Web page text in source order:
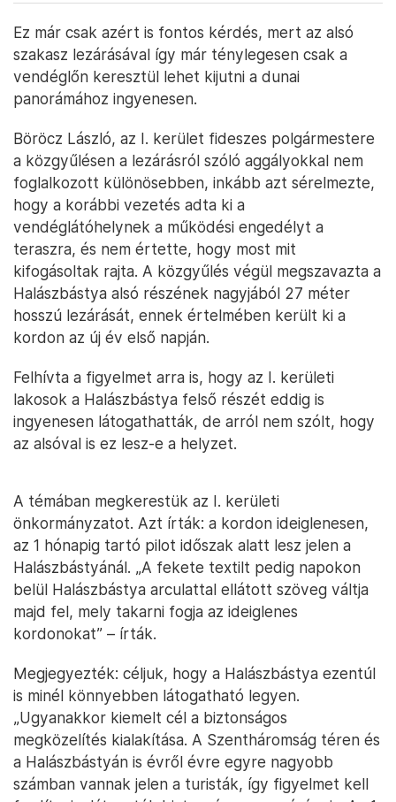
Ez már csak azért is fontos kérdés, mert az alsó
szakasz lezárásával így már ténylegesen csak a
vendéglőn keresztül lehet kijutni a dunai
panorámához ingyenesen.
Böröcz László, az I. kerület fideszes polgármestere
a közgyűlésen a lezárásról szóló aggályokkal nem
foglalkozott különösebben, inkább azt sérelmezte,
hogy a korábbi vezetés adta ki a
vendéglátóhelynek a működési engedélyt a
teraszra, és nem értette, hogy most mit
kifogásoltak rajta. A közgyűlés végül megszavazta a
Halászbástya alsó részének nagyjából 27 méter
hosszú lezárását, ennek értelmében került ki a
kordon az új év első napján.
Felhívta a figyelmet arra is, hogy az I. kerületi
lakosok a Halászbástya felső részét eddig is
ingyenesen látogathatták, de arról nem szólt, hogy
az alsóval is ez lesz-e a helyzet.
A témában megkerestük az I. kerületi
önkormányzatot. Azt írták: a kordon ideiglenesen,
az 1 hónapig tartó pilot időszak alatt lesz jelen a
Halászbástyánál. „A fekete textilt pedig napokon
belül Halászbástya arculattal ellátott szöveg váltja
majd fel, mely takarni fogja az ideiglenes
kordonokat” – írták.
Megjegyezték: céljuk, hogy a Halászbástya ezentúl
is minél könnyebben látogatható legyen.
„Ugyanakkor kiemelt cél a biztonságos
megközelítés kialakítása. A Szentháromság téren és
a Halászbástyán is évről évre egyre nagyobb
számban vannak jelen a turisták, így figyelmet kell